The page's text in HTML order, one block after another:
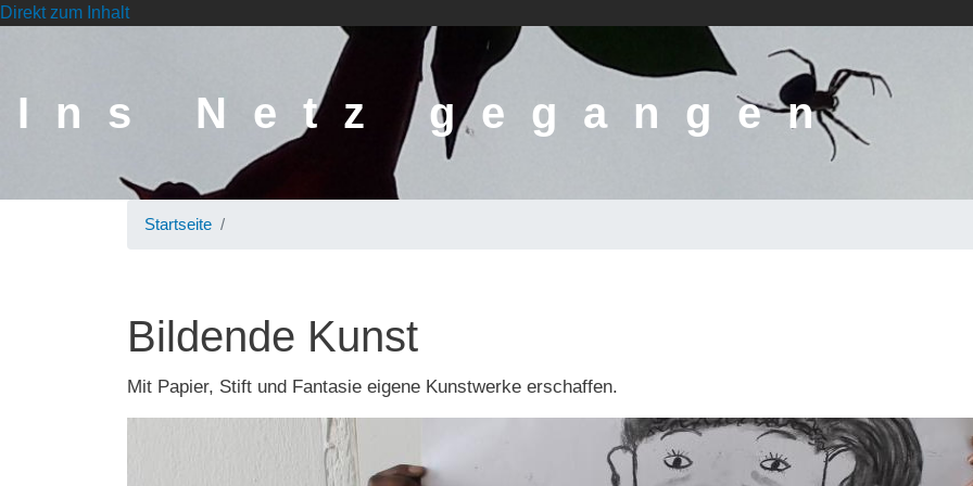
Direkt zum Inhalt
Ins Netz gegangen
Startseite
Bildende Kunst
Mit Papier, Stift und Fantasie eigene Kunstwerke erschaffen.